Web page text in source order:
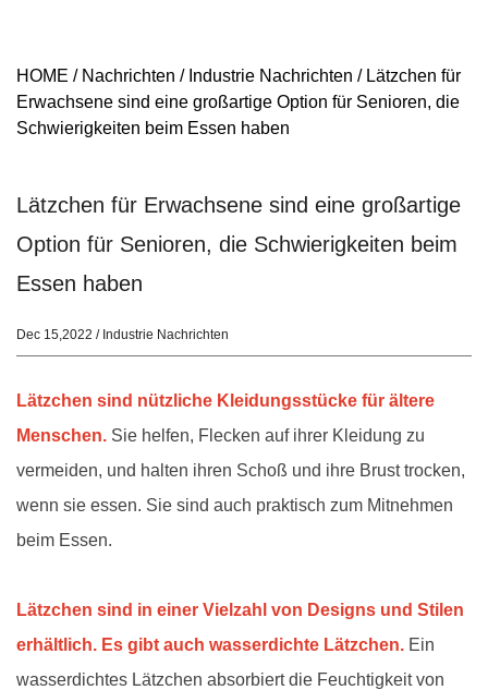
HOME / Nachrichten / Industrie Nachrichten / Lätzchen für
Erwachsene sind eine großartige Option für Senioren, die
Schwierigkeiten beim Essen haben
Lätzchen für Erwachsene sind eine großartige
Option für Senioren, die Schwierigkeiten beim
Essen haben
Dec 15,2022 / Industrie Nachrichten
Lätzchen sind nützliche Kleidungsstücke für ältere
Menschen. Sie helfen, Flecken auf ihrer Kleidung zu
vermeiden, und halten ihren Schoß und ihre Brust trocken,
wenn sie essen. Sie sind auch praktisch zum Mitnehmen
beim Essen.
Lätzchen sind in einer Vielzahl von Designs und Stilen
erhältlich. Es gibt auch wasserdichte Lätzchen. Ein
wasserdichtes Lätzchen absorbiert die Feuchtigkeit von